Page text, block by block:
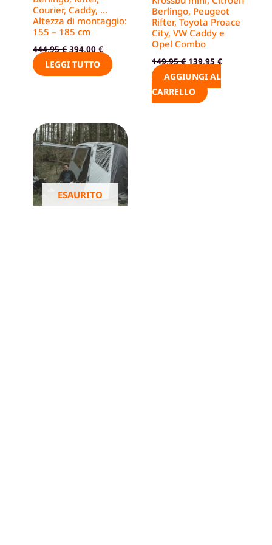
Courier, Caddy, …
Altezza di montaggio:
155 – 185 cm
444,95€ 394,00€
LEGGI TUTTO
Berlingo, Peugeot
Rifter, Toyota Proace
City, VW Caddy e
Opel Combo
149,95€ 139,95 €
AGGIUNGI AL
CARRELLO
ESAURITO